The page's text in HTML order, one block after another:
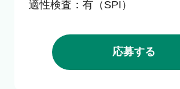
適性検査：有（SPI）
応募する